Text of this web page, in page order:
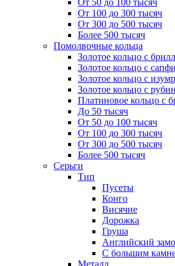
От 50 до 100 тысяч
От 100 до 300 тысяч
От 300 до 500 тысяч
Более 500 тысяч
Помолвочные кольца
Золотое кольцо с
Золотое кольцо с
Золотое кольцо с
Золотое кольцо с
Платиновое кольцо с
До 50 тысяч
От 50 до 100 тысяч
От 100 до 300 тысяч
От 300 до 500 тысяч
Более 500 тысяч
Серьги
Тип
Пусеты
Конго
Висячие
Дорожка
Груша
Английский
С большим
Металл